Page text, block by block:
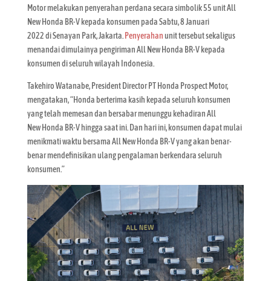
Motor melakukan penyerahan perdana secara simbolik 55 unit All
New Honda BR-V kepada konsumen pada Sabtu, 8 Januari
2022 di Senayan Park, Jakarta. Penyerahanunit tersebut sekaligus
menandai dimulainya pengiriman All New Honda BR-V kepada
konsumen di seluruh wilayah Indonesia.
Takehiro Watanabe, President Director PT Honda Prospect Motor,
mengatakan, “Honda berterima kasih kepada seluruh konsumen
yang telah memesan dan bersabar menunggu kehadiran All
New Honda BR-V hingga saat ini. Dan hari ini, konsumen dapat mulai
menikmati waktu bersama All New Honda BR-V yang akan benar-
benar mendefinisikan ulang pengalaman berkendara seluruh
konsumen.”